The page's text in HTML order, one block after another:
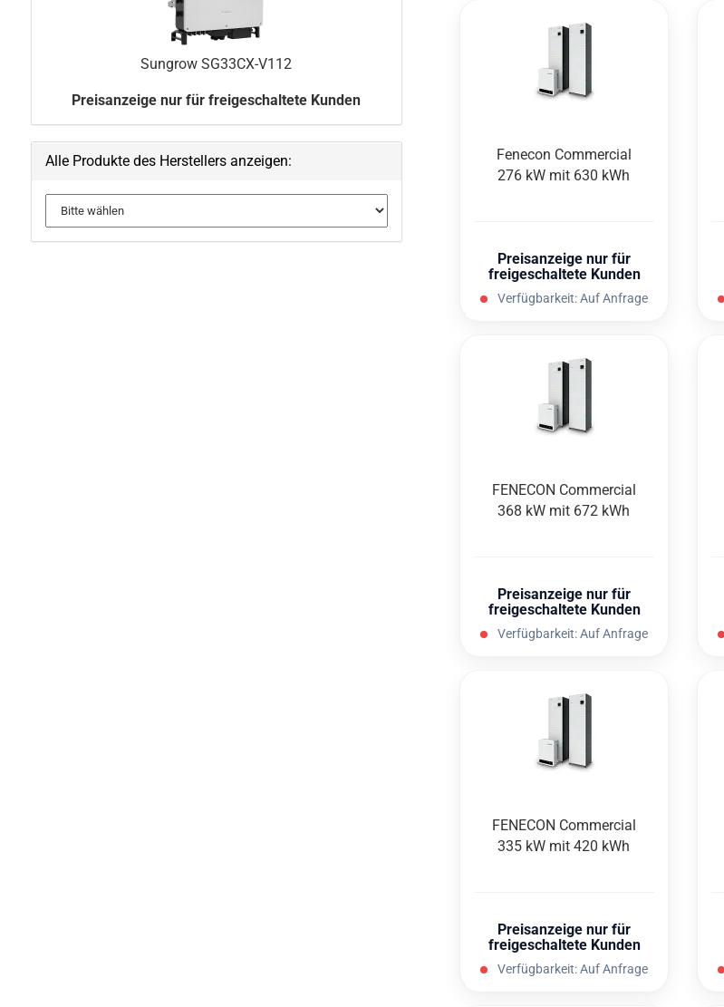
Fen­e­con Com­mer­cial
276 kW mit 630 kWh
Preisanzeige nur für
freigeschaltete Kunden
Verfügbarkeit:Auf Anfrage
FEN­E­CON Com­mer­cial
368 kW mit 672 kWh
Preisanzeige nur für
freigeschaltete Kunden
Verfügbarkeit:Auf Anfrage
FEN­E­CON Com­mer­cial
335 kW mit 420 kWh
Preisanzeige nur für
freigeschaltete Kunden
Verfügbarkeit:Auf Anfrage
Sungrow SG33CX-​V112
Preisanzeige nur für freigeschaltete Kunden
Alle Produkte des Herstellers anzeigen: